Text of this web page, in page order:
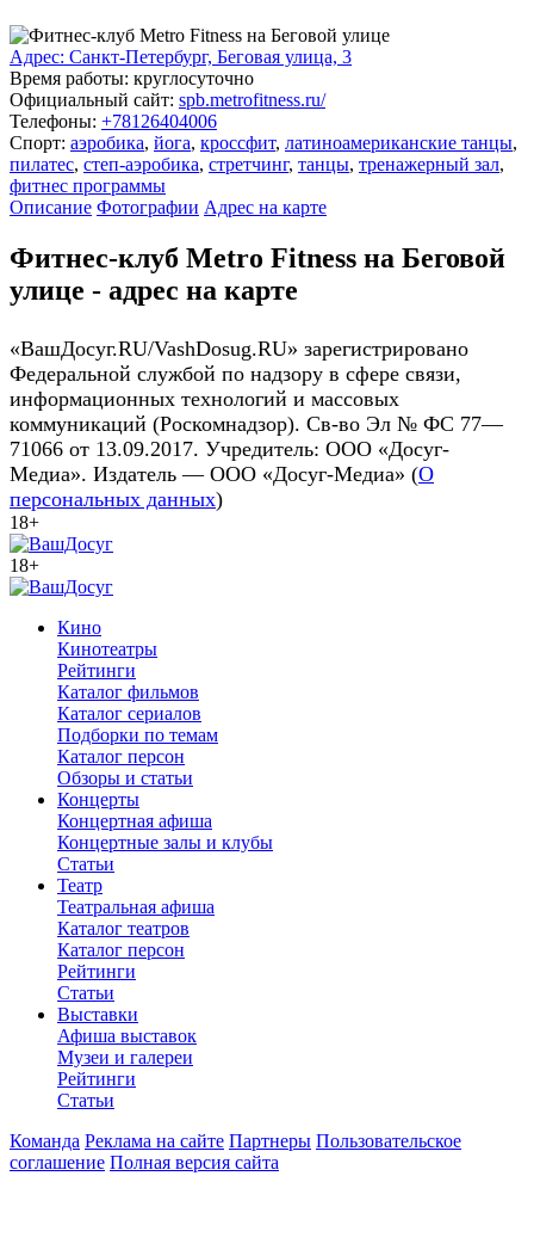
Адрес: Санкт-Петербург, Беговая улица, 3
Время работы: круглосуточно
Официальный сайт: spb.metrofitness.ru/
Телефоны: +78126404006
Спорт: аэробика, йога, кроссфит, латиноамериканские танцы,
пилатес, степ-аэробика, стретчинг, танцы, тренажерный зал,
фитнес программы
Описание Фотографии Адрес на карте
Фитнес-клуб Metro Fitness на Беговой
улице - адрес на карте
«ВашДосуг.RU/VashDosug.RU» зарегистрировано
Федеральной службой по надзору в сфере связи,
информационных технологий и массовых
коммуникаций (Роскомнадзор). Св-во Эл № ФС 77—
71066 от 13.09.2017. Учредитель: ООО «Досуг-
Медиа». Издатель — ООО «Досуг-Медиа» (О
персональных данных)
18+
18+
Кино
Кинотеатры
Рейтинги
Каталог фильмов
Каталог сериалов
Подборки по темам
Каталог персон
Обзоры и статьи
Концерты
Концертная афиша
Концертные залы и клубы
Статьи
Театр
Театральная афиша
Каталог театров
Каталог персон
Рейтинги
Статьи
Выставки
Афиша выставок
Музеи и галереи
Рейтинги
Статьи
Команда Реклама на сайте Партнеры Пользовательское
соглашение Полная версия сайта